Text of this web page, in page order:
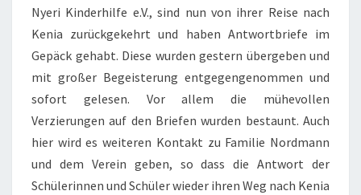
Nyeri Kinderhilfe e.V., sind nun von ihrer Reise nach
Kenia zurückgekehrt und haben Antwortbriefe im
Gepäck gehabt. Diese wurden gestern übergeben und
mit großer Begeisterung entgegengenommen und
sofort gelesen. Vor allem die mühevollen
Verzierungen auf den Briefen wurden bestaunt. Auch
hier wird es weiteren Kontakt zu Familie Nordmann
und dem Verein geben, so dass die Antwort der
Schülerinnen und Schüler wieder ihren Weg nach Kenia